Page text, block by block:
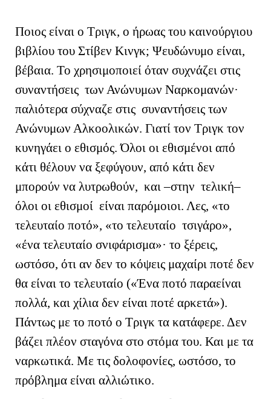
Ποιος είναι ο Τριγκ, ο ήρωας του καινούργιου
βιβλίου του Στίβεν Κινγκ; Ψευδώνυμο είναι,
βέβαια. Το χρησιμοποιεί όταν συχνάζει στις
συναντήσεις των Ανώνυμων Ναρκομανών·
παλιότερα σύχναζε στις συναντήσεις των
Ανώνυμων Αλκοολικών. Γιατί τον Τριγκ τον
κυνηγάει ο εθισμός. Όλοι οι εθισμένοι από
κάτι θέλουν να ξεφύγουν, από κάτι δεν
μπορούν να λυτρωθούν, και –στην τελική–
όλοι οι εθισμοί είναι παρόμοιοι. Λες, «το
τελευταίο ποτό», «το τελευταίο τσιγάρο»,
«ένα τελευταίο σνιφάρισμα»· το ξέρεις,
ωστόσο, ότι αν δεν το κόψεις μαχαίρι ποτέ δεν
θα είναι το τελευταίο («Ένα ποτό παραείναι
πολλά, και χίλια δεν είναι ποτέ αρκετά»).
Πάντως με το ποτό ο Τριγκ τα κατάφερε. Δεν
βάζει πλέον σταγόνα στο στόμα του. Και με τα
ναρκωτικά. Με τις δολοφονίες, ωστόσο, το
πρόβλημα είναι αλλιώτικο.